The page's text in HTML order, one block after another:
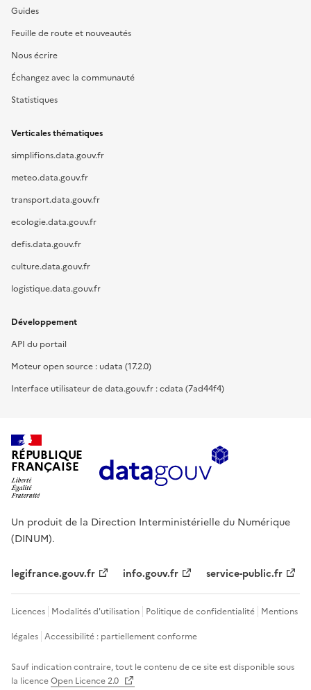
Guides
Feuille de route et nouveautés
Nous écrire
Échangez avec la communauté
Statistiques
Verticales thématiques
simplifions.data.gouv.fr
meteo.data.gouv.fr
transport.data.gouv.fr
ecologie.data.gouv.fr
defis.data.gouv.fr
culture.data.gouv.fr
logistique.data.gouv.fr
Développement
API du portail
Moteur open source : udata (17.2.0)
Interface utilisateur de data.gouv.fr : cdata (7ad44f4)
RÉPUBLIQUE
FRANÇAISE
Un produit de la Direction Interministérielle du Numérique
(DINUM).
legifrance.gouv.fr info.gouv.fr service-public.fr
Licences Modalités d'utilisation Politique de confidentialité Mentions
légales Accessibilité : partiellement conforme
Sauf indication contraire, tout le contenu de ce site est disponible sous
la licenceOpen Licence 2.0